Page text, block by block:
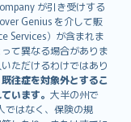
が引き受けする
Genius を介して販
Services）が含まれま
て異なる場合がありま
ただけるわけではあり
往症を対象外とするこ
います。 大半の州で
ではなく、保険の規